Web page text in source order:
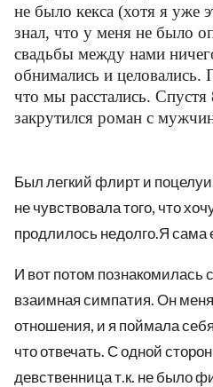
не было кекса (хотя я уже
знал, что у меня не было
свадьбы между нами
обнимались и целовались.
что мы расстались.
закрутился роман с
Был легкий флирт и
не чувствовала того, что
продлилось недолго.Я сама
И вот потом познакомилась
взаимная симпатия. Он
отношения, и я поймала
что отвечать. С одной
девственница т.к. не было